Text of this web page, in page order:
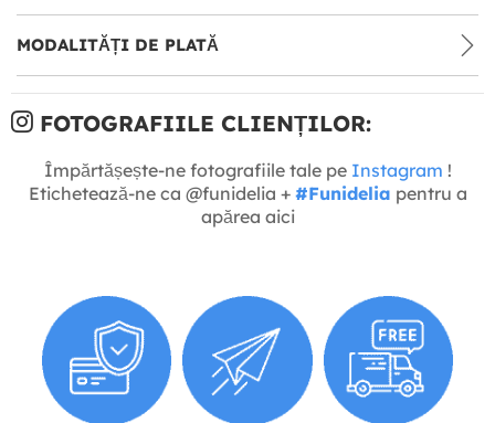
MODALITĂȚI DE PLATĂ
FOTOGRAFIILE CLIENȚILOR:
Împărtășește-ne fotografiile tale pe Instagram !
Etichetează-ne ca @funidelia + #Funidelia pentru a
apărea aici